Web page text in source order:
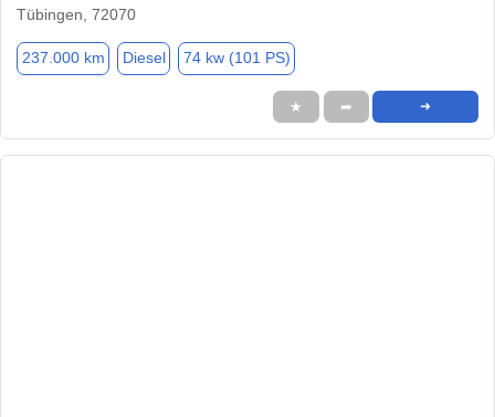
Tübingen, 72070
237.000 km Diesel 74 kw (101 PS)
★ ➦ ➜